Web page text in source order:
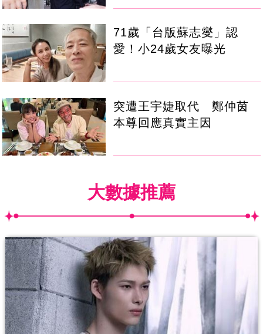
71歲「台版蘇志燮」認
愛！小24歲女友曝光
突遭王宇婕取代 鄭仲茵
本尊回應真實主因
大數據推薦